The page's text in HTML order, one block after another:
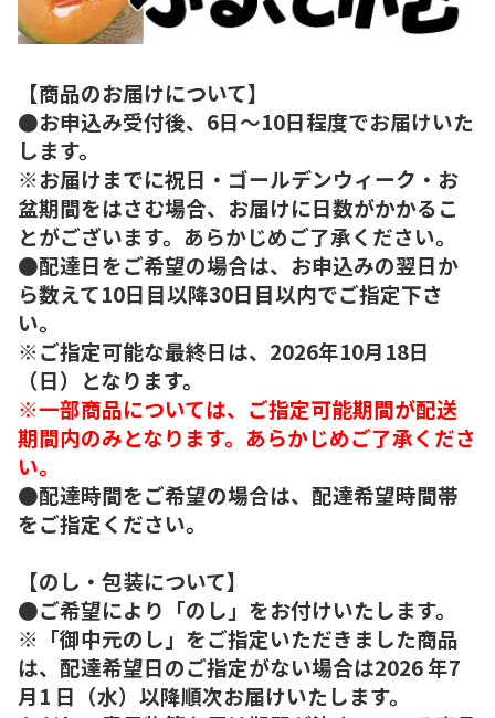
【商品のお届けについて】
●お申込み受付後、6日～10日程度でお届けいた
します。
※お届けまでに祝日・ゴールデンウィーク・お
盆期間をはさむ場合、お届けに日数がかかるこ
とがございます。あらかじめご了承ください。
●配達日をご希望の場合は、お申込みの翌日か
ら数えて10日目以降30日目以内でご指定下さ
い。
※ご指定可能な最終日は、2026年10月18日
（日）となります。
※一部商品については、ご指定可能期間が配送
期間内のみとなります。あらかじめご了承くださ
い。
●配達時間をご希望の場合は、配達希望時間帯
をご指定ください。
【のし・包装について】
●ご希望により「のし」をお付けいたします。
※「御中元のし」をご指定いただきました商品
は、配達希望日のご指定がない場合は2026 年7
月1 日（水）以降順次お届けいたします。